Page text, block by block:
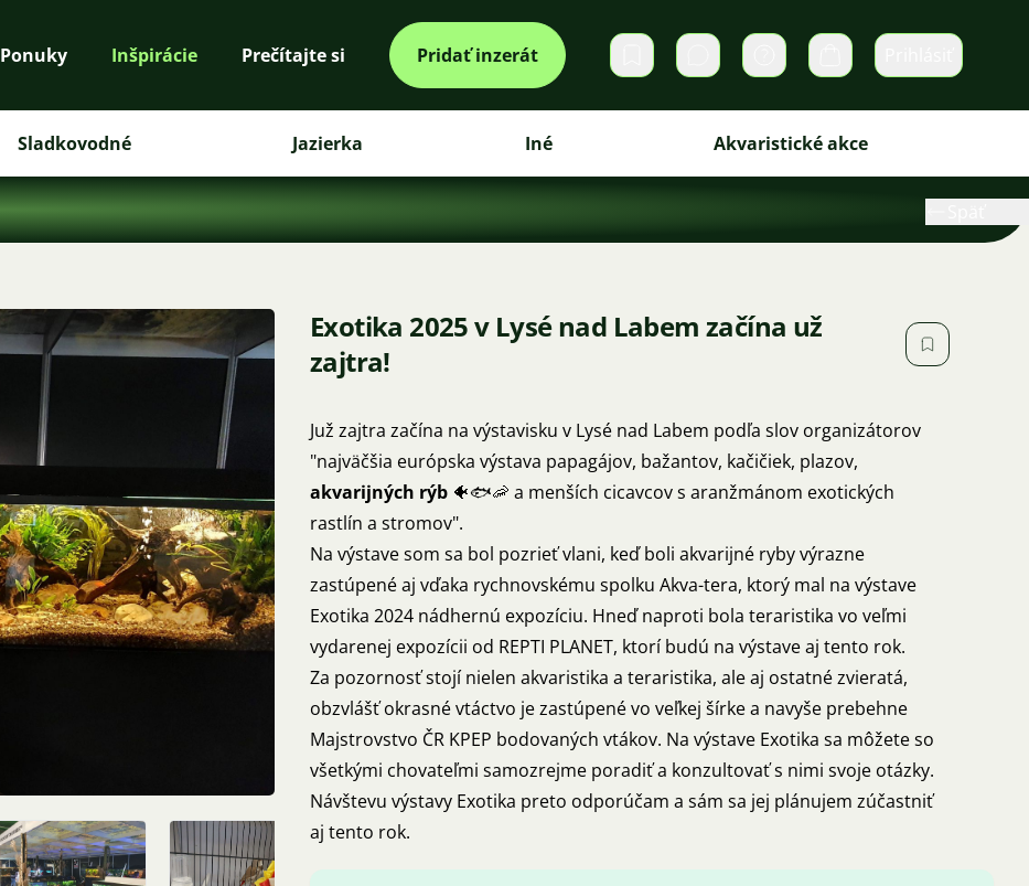
Ponuky Inšpirácie Prečítajte si Pridať inzerát Súkromné správy Košík
Sladkovodné Jazierka Iné Akvaristické akce
Exotika 2025 v Lysé nad Labem začína už
zajtra!
Juž zajtra začína na výstavisku v Lysé nad Labem podľa slov organizátorov
"najväčšia európska výstava papagájov, bažantov, kačičiek, plazov,
akvarijných rýb 🐠🐟🦐 a menších cicavcov s aranžmánom exotických
rastlín a stromov".
Na výstave som sa bol pozrieť vlani, keď boli akvarijné ryby výrazne
zastúpené aj vďaka rychnovskému spolku Akva-tera, ktorý mal na výstave
Exotika 2024 nádhernú expozíciu. Hneď naproti bola teraristika vo veľmi
vydarenej expozícii od REPTI PLANET, ktorí budú na výstave aj tento rok.
Za pozornosť stojí nielen akvaristika a teraristika, ale aj ostatné zvieratá,
obzvlášť okrasné vtáctvo je zastúpené vo veľkej šírke a navyše prebehne
Majstrovstvo ČR KPEP bodovaných vtákov. Na výstave Exotika sa môžete so
všetkými chovateľmi samozrejme poradiť a konzultovať s nimi svoje otázky.
Návštevu výstavy Exotika preto odporúčam a sám sa jej plánujem zúčastniť
aj tento rok.